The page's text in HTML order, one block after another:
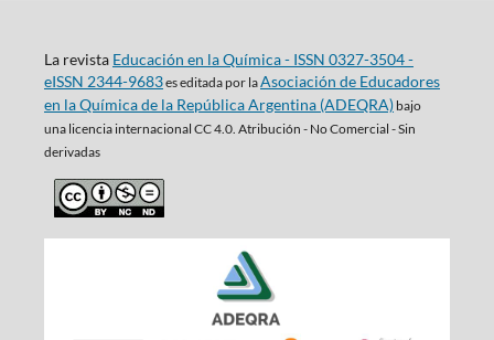
La revista Educación en la Química - ISSN 0327-3504 -
eISSN 2344-9683es editada por laAsociación de Educadores
en la Química de la República Argentina (ADEQRA)bajo
una licencia internacional CC 4.0. Atribución - No Comercial - Sin
derivadas